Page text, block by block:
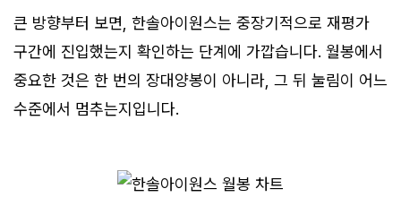
큰 방향부터 보면, 한솔아이원스는 중장기적으로 재평가
구간에 진입했는지 확인하는 단계에 가깝습니다. 월봉에서
중요한 것은 한 번의 장대양봉이 아니라, 그 뒤 눌림이 어느
수준에서 멈추는지입니다.